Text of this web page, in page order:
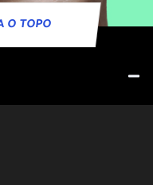
O TOPO